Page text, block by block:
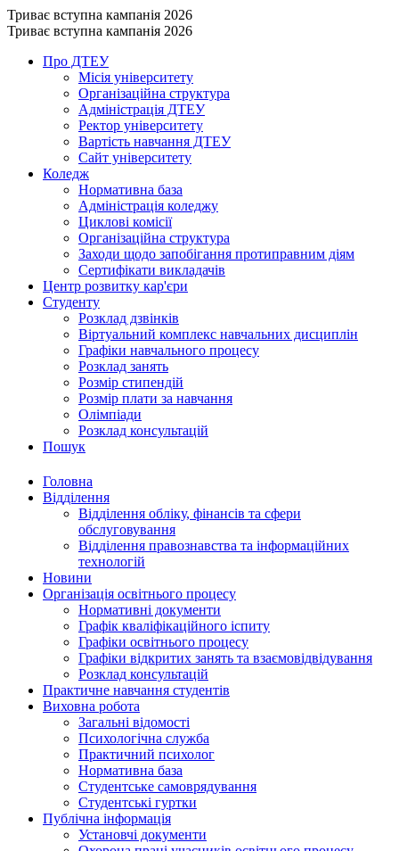
Триває вступна кампанія 2026
Триває вступна кампанія 2026
Про ДТЕУ
Місія університету
Організаційна структура
Адміністрація ДТЕУ
Ректор університету
Вартість навчання ДТЕУ
Сайт університету
Коледж
Нормативна база
Адміністрація коледжу
Циклові комісії
Організаційна структура
Заходи щодо запобігання протиправним діям
Сертифікати викладачів
Центр розвитку кар'єри
Студенту
Розклад дзвінків
Віртуальний комплекс навчальних дисциплін
Графіки навчального процесу
Розклад занять
Розмір стипендій
Розмір плати за навчання
Олімпіади
Розклад консультацій
Пошук
Головна
Відділення
Відділення обліку, фінансів та сфери
обслуговування
Відділення правознавства та інформаційних
технологій
Новини
Організація освітнього процесу
Нормативні документи
Графік кваліфікаційного іспиту
Графіки освітнього процесу
Графіки відкритих занять та взаємовідвідування
Розклад консультацій
Практичне навчання студентів
Виховна робота
Загальні відомості
Психологічна служба
Практичний психолог
Нормативна база
Студентське самоврядування
Студентські гуртки
Публічна інформація
Установчі документи